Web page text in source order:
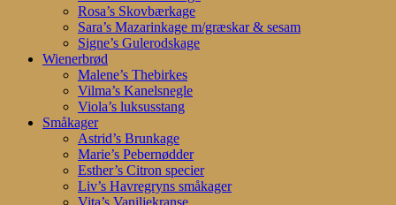
Rosa’s Skovbærkage
Sara’s Mazarinkage m/græskar & sesam
Signe’s Gulerodskage
Wienerbrød
Malene’s Thebirkes
Vilma’s Kanelsnegle
Viola’s luksusstang
Småkager
Astrid’s Brunkage
Marie’s Pebernødder
Esther’s Citron specier
Liv’s Havregryns småkager
Vita’s Vaniljekranse